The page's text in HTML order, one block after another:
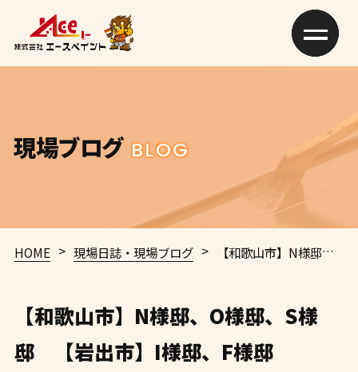
現場ブログ BLOG
HOME > 現場日誌・現場ブログ > 【和歌山市】N様邸、O様邸、S様邸 【岩出市】I様邸、F様邸
【和歌山市】N様邸、O様邸、S様
邸 【岩出市】I様邸、F様邸